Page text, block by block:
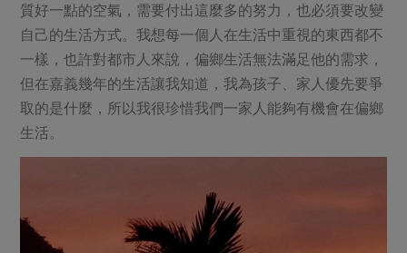
質好一點的空氣，需要付出這麼多的努力，也必須要改變
自己的生活方式。我想每一個人在生活中重視的東西都不
一樣，也許對都市人來說，偏鄉生活無法滿足他的需求，
但在嘉義幾年的生活讓我知道，我為孩子、家人優先要爭
取的是什麼，所以我很珍惜我們一家人能夠有機會在偏鄉
生活。